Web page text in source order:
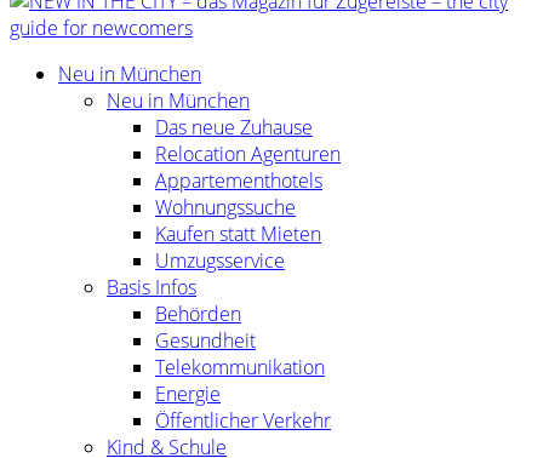
Neu in München
Neu in München
Das neue Zuhause
Relocation Agenturen
Appartementhotels
Wohnungssuche
Kaufen statt Mieten
Umzugsservice
Basis Infos
Behörden
Gesundheit
Telekommunikation
Energie
Öffentlicher Verkehr
Kind & Schule